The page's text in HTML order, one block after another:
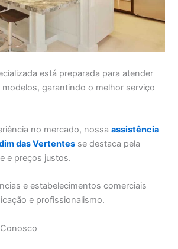
está preparada para atender
garantindo o melhor serviço
no mercado, nossaassistência
das Vertentes se destaca pela
e preços justos.
e estabelecimentos comerciais
e profissionalismo.